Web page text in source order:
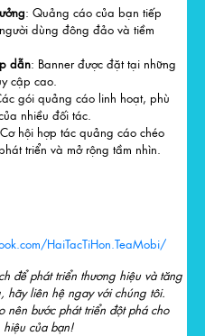
: Quảng cáo của bạn tiếp
dùng đông đảo và tiềm
dẫn: Banner được đặt tại những
cập cao.
gói quảng cáo linh hoạt, phù
nhiều đối tác.
hội hợp tác quảng cáo chéo
triển và mở rộng tầm nhìn.
HaiTacTiHon.TeaMobi/
để phát triển thương hiệu và tăng
hãy liên hệ ngay với chúng tôi.
nên bước phát triển đột phá cho
của bạn!